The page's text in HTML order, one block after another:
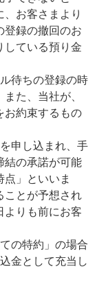
お客さまより
登録の撤回のお
している預り金
待ちの登録の時
た、当社が、
お約束するもの
申し込まれ、手
結の承諾が可能
」といいま
ことが予想され
よりも前にお客
の特約」の場合
金として充当し